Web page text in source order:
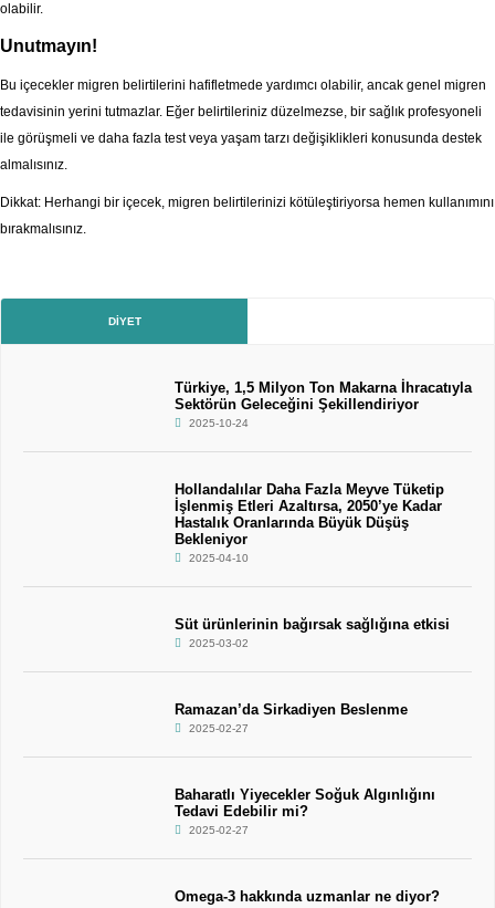
olabilir.
Unutmayın!
Bu içecekler migren belirtilerini hafifletmede yardımcı olabilir, ancak genel migren
tedavisinin yerini tutmazlar. Eğer belirtileriniz düzelmezse, bir sağlık profesyoneli
ile görüşmeli ve daha fazla test veya yaşam tarzı değişiklikleri konusunda destek
almalısınız.
Dikkat: Herhangi bir içecek, migren belirtilerinizi kötüleştiriyorsa hemen kullanımını
bırakmalısınız.
DIYET
Türkiye, 1,5 Milyon Ton Makarna İhracatıyla
Sektörün Geleceğini Şekillendiriyor
2025-10-24
Hollandalılar Daha Fazla Meyve Tüketip
İşlenmiş Etleri Azaltırsa, 2050’ye Kadar
Hastalık Oranlarında Büyük Düşüş
Bekleniyor
2025-04-10
Süt ürünlerinin bağırsak sağlığına etkisi
2025-03-02
Ramazan’da Sirkadiyen Beslenme
2025-02-27
Baharatlı Yiyecekler Soğuk Algınlığını
Tedavi Edebilir mi?
2025-02-27
Omega-3 hakkında uzmanlar ne diyor?